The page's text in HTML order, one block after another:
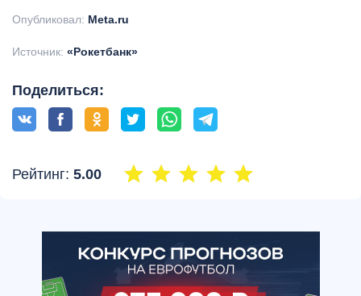
Опубликовал: Meta.ru
Источник: «Рокетбанк»
Поделиться:
Рейтинг: 5.00